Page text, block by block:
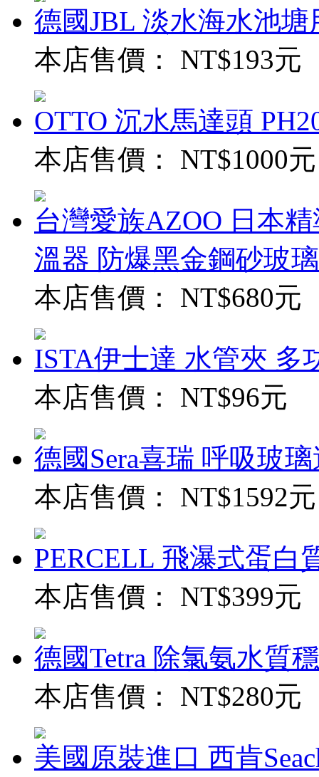
德國JBL 淡水海水池
本店售價： NT$193元
OTTO 沉水馬達頭
本店售價： NT$1000元
台灣愛族AZOO 日本
溫器 防爆黑金鋼砂玻璃
本店售價： NT$680元
ISTA伊士達 水管夾 多
本店售價： NT$96元
德國Sera喜瑞 呼吸玻
本店售價： NT$1592元
PERCELL 飛瀑式蛋白
本店售價： NT$399元
德國Tetra 除氯氨水質
本店售價： NT$280元
美國原裝進口 西肯